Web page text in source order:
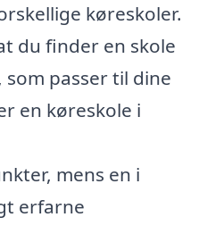
køreskoler.
du finder en skole
passer til dine
en køreskole i
mens en i
erfarne